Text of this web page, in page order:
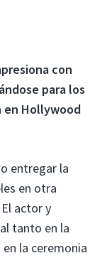
con
para los
en Hollywood
entregar la
en otra
actor y
tanto en la
la ceremonia